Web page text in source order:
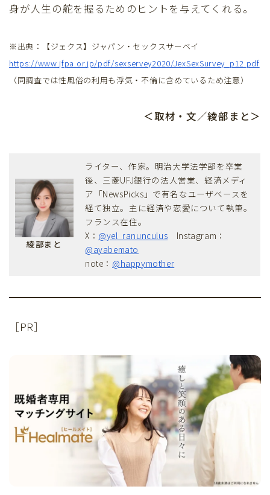
身が人生の舵を握るためのヒントを与えてくれる。
※出典：【ジェクス】ジャパン・セックスサーベイ
https://www.jfpa.or.jp/pdf/sexservey2020/JexSexSurvey_p12.pdf
（同調査では性風俗の利用も浮気・不倫に含めているため注意）
＜取材・文／綾部まと＞
綾部まと
ライター、作家。明治大学法学部を卒業
後、三菱UFJ銀行の法人営業、経済メディ
ア「NewsPicks」で有名なユーザベースを
経て独立。主に経済や恋愛について執筆。
フランス在住。
X： @yel_ranunculus Instagram：
@ayabemato
note： @happymother
［PR］